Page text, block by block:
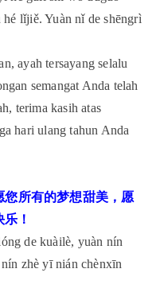
lǐjiě. Yuàn nǐ de shēngrì
ayah tersayang selalu
semangat Anda telah
terima kasih atas
hari ulang tahun Anda
您所有的梦想甜美，愿
！
de kuàilè, yuàn nín
zhè yī nián chènxīn